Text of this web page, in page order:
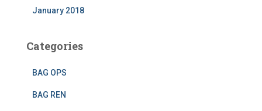
January 2018
Categories
BAG OPS
BAG REN